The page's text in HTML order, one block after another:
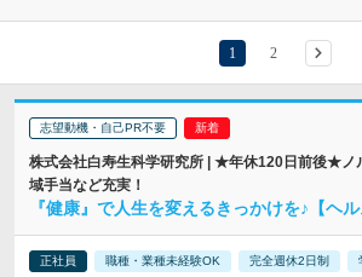
1 2
志望動機・自己PR不要
株式会社白寿生科学研究所 | ★年休120日前後★ノ
域手当など充実！
『健康』で人生を変えるきっかけを♪【ヘル
正社員 職種・業種未経験OK 完全週休2日制